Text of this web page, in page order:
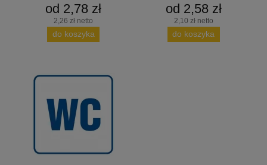
od 2,78 zł
2,26 zł netto
do koszyka
od 2,58 zł
2,10 zł netto
do koszyka